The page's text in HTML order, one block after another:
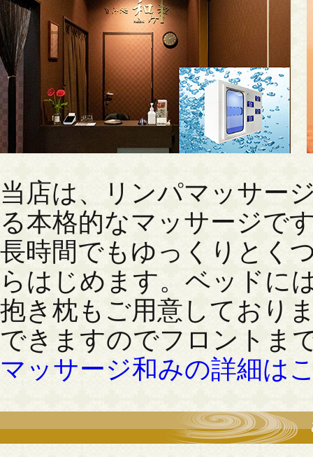
当店は、リンパマッサー
る本格的なマッサージで
長時間でもゆっくりとく
らはじめます。ベッドに
抱き枕もご用意しており
できますのでフロントま
マッサージ和みの詳細は